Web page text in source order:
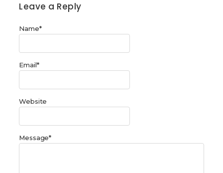
Leave a Reply
Message*
Name*
Email*
Website